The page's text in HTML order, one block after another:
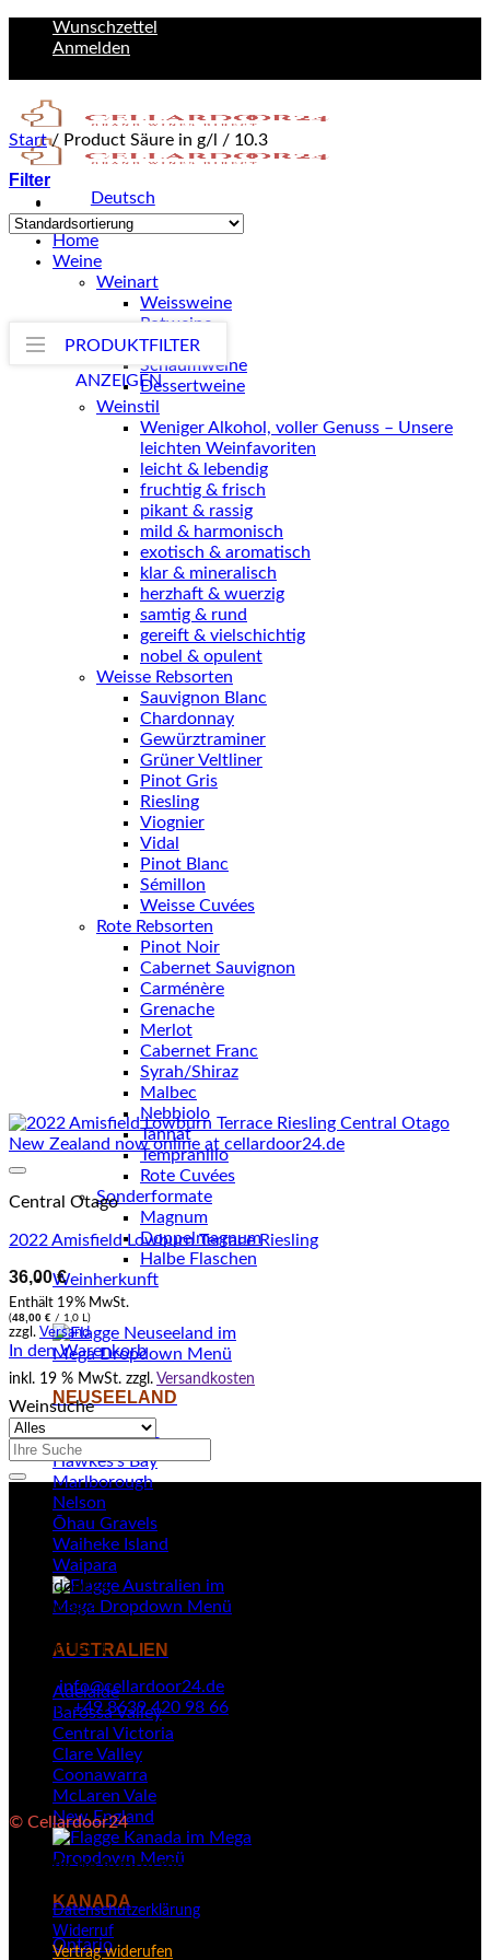
Wunschzettel
Anmelden
Deutsch
English
Home
Weine
Weinart
Weissweine
Rotweine
Roséweine
Schaumweine
Dessertweine
Weinstil
Weniger Alkohol, voller Genuss – Unsere
leichten Weinfavoriten
leicht & lebendig
fruchtig & frisch
pikant & rassig
mild & harmonisch
exotisch & aromatisch
klar & mineralisch
herzhaft & wuerzig
samtig & rund
gereift & vielschichtig
nobel & opulent
Weisse Rebsorten
Sauvignon Blanc
Chardonnay
Gewürztraminer
Grüner Veltliner
Pinot Gris
Riesling
Viognier
Vidal
Pinot Blanc
Sémillon
Weisse Cuvées
Rote Rebsorten
Pinot Noir
Cabernet Sauvignon
Carménère
Grenache
Merlot
Cabernet Franc
Syrah/Shiraz
Malbec
Nebbiolo
Tannat
Tempranillo
Rote Cuvées
Sonderformate
Magnum
Doppelmagnum
Halbe Flaschen
Weinherkunft
NEUSEELAND
Central Otago
Hawkes's Bay
Marlborough
Nelson
Ōhau Gravels
Waiheke Island
Waipara
AUSTRALIEN
Adelaide
Barossa Valley
Central Victoria
Clare Valley
Coonawarra
McLaren Vale
New England
KANADA
Ontario
Start / Product Säure in g/l / 10.3
Filter
PRODUKTFILTER
ANZEIGEN
Central Otago
2022 Amisfield Lowburn Terrace Riesling
36,00€
Enthält 19% MwSt.
(48,00 € / 1,0 L)
zzgl. Versand
In den Warenkorb
inkl. 19 % MwSt. zzgl. Versandkosten
Weinsuche
Suchen
Cellardoor24
Kellerweg 4
Deutschland
Email:info@cellardoor24.de
Telefon:+49 8639 420 98 66
© Cellardoor24
Rechtliche Informationen
Datenschutzerklärung
Widerruf
Vertrag widerufen